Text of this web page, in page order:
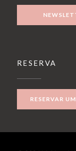
RESERVA
RESERVAR